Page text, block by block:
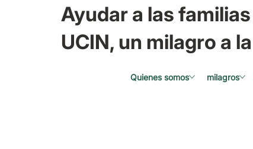
Ayudar a las
UCIN, un milagro a
Quienes somos milagros